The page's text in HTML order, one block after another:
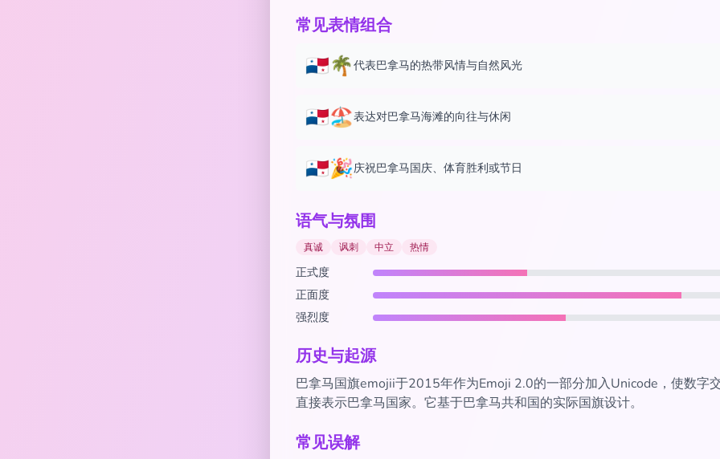
常见表情组合
🇵🇦🌴代表巴拿马的热带风情与自然风光
🇵🇦🏖️表达对巴拿马海滩的向往与休闲
🇵🇦🎉庆祝巴拿马国庆、体育胜利或节日
语气与氛围
真诚 讽刺 中立 热情
正式度
正面度
强烈度
历史与起源
巴拿马国旗emojii于2015年作为Emoji 2.0的一部分加入Unicode，使数字
直接表示巴拿马国家。它基于巴拿马共和国的实际国旗设计。
常见误解